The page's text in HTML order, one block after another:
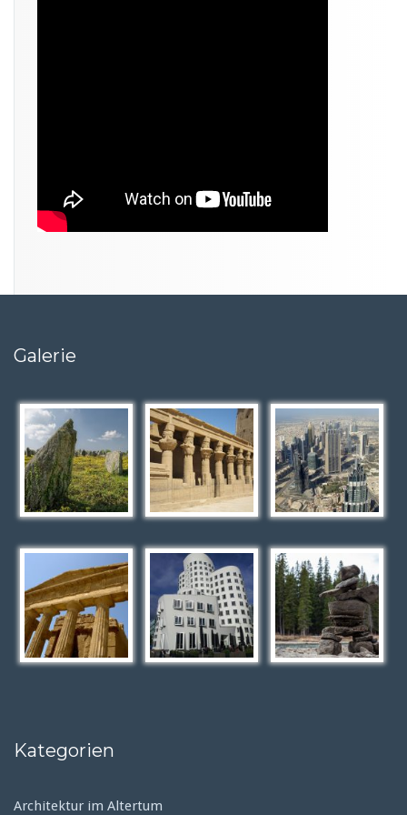
Galerie
Kategorien
Architektur im Altertum